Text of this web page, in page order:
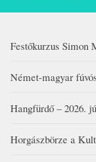
Festőkurzus Simon
Német-magyar
Hangfürdő – 2026.
Horgászbörze a